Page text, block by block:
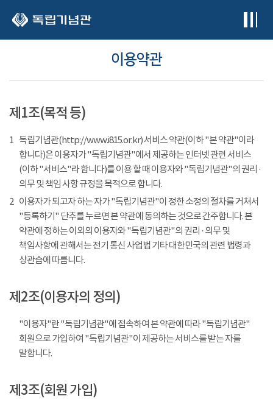
이용약관
제1조(목적 등)
1 독립기념관(http://www.i815.or.kr) 서비스 약관(이하 "본 약관"이라
합니다)은 이용자가 "독립기념관"에서 제공하는 인터넷 관련 서비스
(이하 "서비스"라 합니다)를 이용 할 때 이용자와 "독립기념관"의 권리 ·
의무 및 책임 사항 규정을 목적으로 합니다.
2 이용자가 되고자 하는 자가 "독립기념관"이 정한 소정의 절차를 거쳐서
"등록하기" 단추를 누르면 본 약관에 동의하는 것으로 간주합니다. 본
약관에 정하는 이외의 이용자와 "독립기념관"의 권리 · 의무 및
책임사항에 관해서는 전기 통신 사업법 기타 대한민국의 관련 법령과
상관습에 따릅니다.
제2조(이용자의 정의)
"이용자"란 "독립기념관"에 접속하여 본 약관에 따라 "독립기념관"
회원으로 가입하여 "독립기념관"이 제공하는 서비스를 받는 자를
말합니다.
제3조(회원 가입)